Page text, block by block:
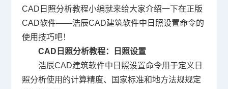
CAD日照分析教程小编就来给大家介绍一下在正版
CAD软件——浩辰CAD建筑软件中日照设置命令的
使用技巧吧！
CAD日照分析教程：日照设置
浩辰CAD建筑软件中日照设置命令用于定义日
照分析使用的计算精度、国家标准和地方法规规定